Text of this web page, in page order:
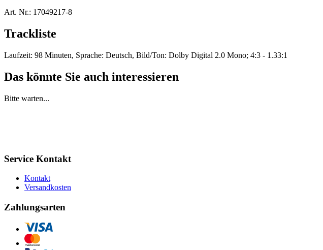
Art. Nr.: 17049217-8
Trackliste
Laufzeit: 98 Minuten, Sprache: Deutsch, Bild/Ton: Dolby Digital 2.0 Mono; 4:3 - 1.33:1
Das könnte Sie auch interessieren
Bitte warten...
Service Kontakt
Kontakt
Versandkosten
Zahlungsarten